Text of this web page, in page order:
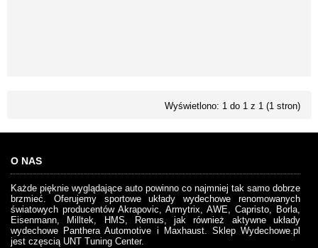
Wyświetlono: 1 do 1 z 1 (1 stron)
O NAS
Każde pięknie wyglądające auto powinno co najmniej tak samo dobrze
brzmieć. Oferujemy sportowe układy wydechowe renomowanych
światowych producentów Akrapovic, Armytrix, AWE, Capristo, Borla,
Eisenmann, Milltek, HMS, Remus, jak również aktywne układy
wydechowe Panthera Automotive i Maxhaust. Sklep Wydechowe.pl
jest częscią UNT Tuning Center.